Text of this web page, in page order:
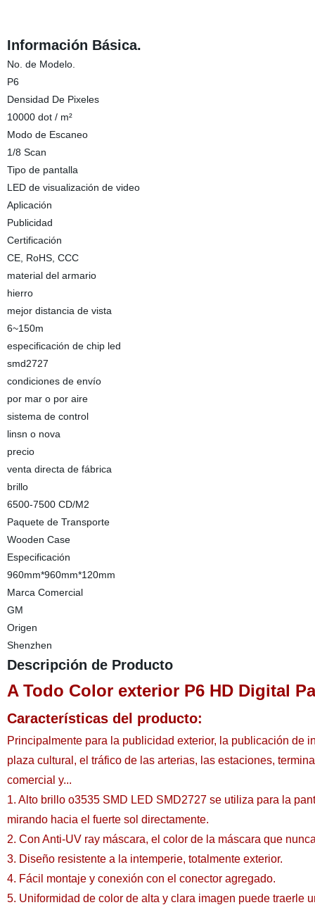
Información Básica.
No. de Modelo.
P6
Densidad De Pixeles
10000 dot / m²
Modo de Escaneo
1/8 Scan
Tipo de pantalla
LED de visualización de video
Aplicación
Publicidad
Certificación
CE, RoHS, CCC
material del armario
hierro
mejor distancia de vista
6~150m
especificación de chip led
smd2727
condiciones de envío
por mar o por aire
sistema de control
linsn o nova
precio
venta directa de fábrica
brillo
6500-7500 CD/M2
Paquete de Transporte
Wooden Case
Especificación
960mm*960mm*120mm
Marca Comercial
GM
Origen
Shenzhen
Descripción de Producto
A Todo Color exterior P6 HD Digital
Características del producto:
Principalmente para la publicidad exterior, la publicación de
plaza cultural, el tráfico de las arterias, las estaciones,
comercial y...
1. Alto brillo o3535 SMD LED SMD2727 se utiliza para la
mirando hacia el fuerte sol directamente.
2. Con Anti-UV ray máscara, el color de la máscara que
3. Diseño resistente a la intemperie, totalmente exterior.
4. Fácil montaje y conexión con el conector agregado.
5. Uniformidad de color de alta y clara imagen puede traerle